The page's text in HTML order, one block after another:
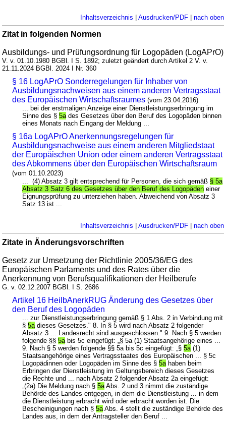
Inhaltsverzeichnis | Ausdrucken/PDF| nach oben
Zitat in folgenden Normen
Ausbildungs- und Prüfungsordnung für Logopäden (LogAPrO)
V. v. 01.10.1980 BGBl. I S. 1892; zuletzt geändert durch Artikel 2 V. v.
21.11.2024 BGBl. 2024 I Nr. 360
§ 16 LogAPrO Sonderregelungen für Inhaber von
Ausbildungsnachweisen aus einem anderen Vertragsstaat
des Europäischen Wirtschaftsraumes (vom 23.04.2016)
... bei der erstmaligen Anzeige einer Dienstleistungserbringung im
Sinne des §5a des Gesetzes über den Beruf des Logopäden binnen
eines Monats nach Eingang der Meldung ...
§ 16a LogAPrO Anerkennungsregelungen für
Ausbildungsnachweise aus einem anderen Mitgliedstaat
der Europäischen Union oder einem anderen Vertragsstaat
des Abkommens über den Europäischen Wirtschaftsraum
(vom 01.10.2023)
... (4) Absatz 3 gilt entsprechend für Personen, die sich gemäß § 5a
Absatz 3 Satz 6 des Gesetzes über den Beruf des Logopäden einer
Eignungsprüfung zu unterziehen haben. Abweichend von Absatz 3
Satz 13 ist ...
Inhaltsverzeichnis | Ausdrucken/PDF| nach oben
Zitate in Änderungsvorschriften
Gesetz zur Umsetzung der Richtlinie 2005/36/EG des
Europäischen Parlaments und des Rates über die
Anerkennung von Berufsqualifikationen der Heilberufe
G. v. 02.12.2007 BGBl. I S. 2686
Artikel 16 HeilbAnerkRUG Änderung des Gesetzes über
den Beruf des Logopäden
... zur Dienstleistungserbringung gemäß § 1 Abs. 2 in Verbindung mit
§5a dieses Gesetzes." 8. In § 5 wird nach Absatz 2 folgender
Absatz 3 ... Landesrecht sind ausgeschlossen." 9. Nach § 5 werden
folgende §§5a bis 5c eingefügt: „§ 5a (1) Staatsangehörige eines ...
9. Nach § 5 werden folgende §§ 5a bis 5c eingefügt: „§5a (1)
Staatsangehörige eines Vertragsstaates des Europäischen ... § 5c
Logopädinnen oder Logopäden im Sinne des §5a haben beim
Erbringen der Dienstleistung im Geltungsbereich dieses Gesetzes
die Rechte und ... nach Absatz 2 folgender Absatz 2a eingefügt:
„(2a) Die Meldung nach §5a Abs. 2 und 3 nimmt die zuständige
Behörde des Landes entgegen, in dem die Dienstleistung ... in dem
die Dienstleistung erbracht wird oder erbracht worden ist. Die
Bescheinigungen nach §5a Abs. 4 stellt die zuständige Behörde des
Landes aus, in dem der Antragsteller den Beruf ...